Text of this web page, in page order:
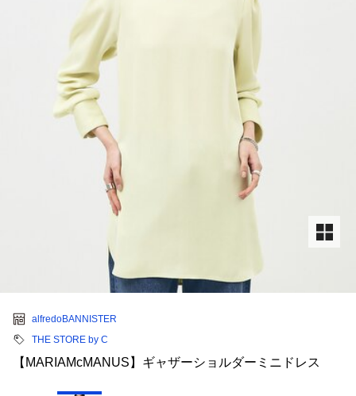
alfredoBANNISTER
THE STORE by C
【MARIAMcMANUS】ギャザーショルダーミニドレス